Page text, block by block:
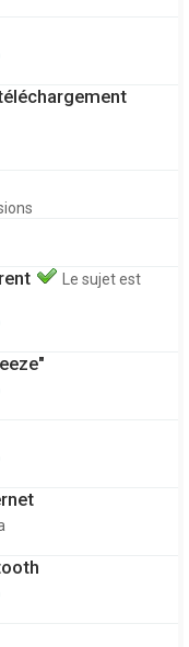
Le sujet est